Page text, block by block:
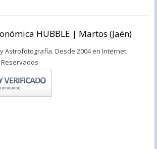
HUBBLE | Martos (Jaén)
Astrofotografía. Desde 2004 en Internet